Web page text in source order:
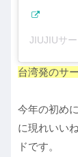
台湾発のサ
今年の初め
に現れいい
ドです。